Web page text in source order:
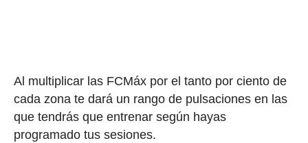
Al multiplicar las FCMáx por el tanto por ciento de
cada zona te dará un rango de pulsaciones en las
que tendrás que entrenar según hayas
programado tus sesiones.